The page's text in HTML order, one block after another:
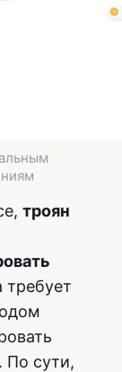
троян
требует
По сути,